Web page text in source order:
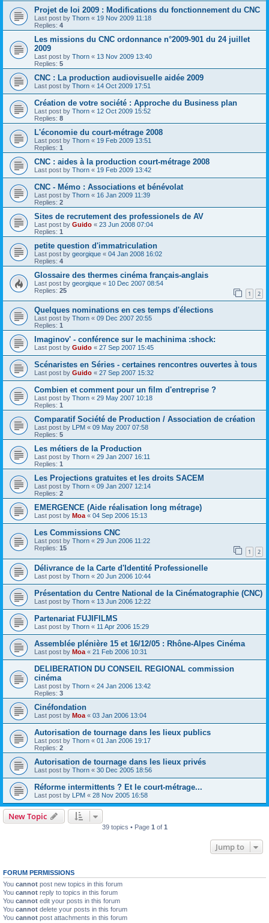
Projet de loi 2009 : Modifications du fonctionnement du CNC
Last post by Thorn « 19 Nov 2009 11:18
Replies: 4
Les missions du CNC ordonnance n°2009-901 du 24 juillet
2009
Last post by Thorn « 13 Nov 2009 13:40
Replies: 5
CNC : La production audiovisuelle aidée 2009
Last post by Thorn « 14 Oct 2009 17:51
Création de votre société : Approche du Business plan
Last post by Thorn « 12 Oct 2009 15:52
Replies: 8
L'économie du court-métrage 2008
Last post by Thorn « 19 Feb 2009 13:51
Replies: 1
CNC : aides à la production court-métrage 2008
Last post by Thorn « 19 Feb 2009 13:42
CNC - Mémo : Associations et bénévolat
Last post by Thorn « 16 Jan 2009 11:39
Replies: 2
Sites de recrutement des professionels de AV
Last post by Guido « 23 Jun 2008 07:04
Replies: 1
petite question d'immatriculation
Last post by georgique « 04 Jan 2008 16:02
Replies: 4
Glossaire des thermes cinéma français-anglais
Last post by georgique « 10 Dec 2007 08:54
Replies: 25 1 2
Quelques nominations en ces temps d'élections
Last post by Thorn « 09 Dec 2007 20:55
Replies: 1
Imaginov' - conférence sur le machinima :shock:
Last post by Guido « 27 Sep 2007 15:45
Scénaristes en Séries - certaines rencontres ouvertes à tous
Last post by Guido « 27 Sep 2007 15:32
Combien et comment pour un film d'entreprise ?
Last post by Thorn « 29 May 2007 10:18
Replies: 1
Comparatif Société de Production / Association de création
Last post by LPM « 09 May 2007 07:58
Replies: 5
Les métiers de la Production
Last post by Thorn « 29 Jan 2007 16:11
Replies: 1
Les Projections gratuites et les droits SACEM
Last post by Thorn « 09 Jan 2007 12:14
Replies: 2
EMERGENCE (Aide réalisation long métrage)
Last post by Moa « 04 Sep 2006 15:13
Les Commissions CNC
Last post by Thorn « 29 Jun 2006 11:22
Replies: 15 1 2
Délivrance de la Carte d'Identité Professionelle
Last post by Thorn « 20 Jun 2006 10:44
Présentation du Centre National de la Cinématographie (CNC)
Last post by Thorn « 13 Jun 2006 12:22
Partenariat FUJIFILMS
Last post by Thorn « 11 Apr 2006 15:29
Assemblée plénière 15 et 16/12/05 : Rhône-Alpes Cinéma
Last post by Moa « 21 Feb 2006 10:31
DELIBERATION DU CONSEIL REGIONAL commission
cinéma
Last post by Thorn « 24 Jan 2006 13:42
Replies: 3
Cinéfondation
Last post by Moa « 03 Jan 2006 13:04
Autorisation de tournage dans les lieux publics
Last post by Thorn « 01 Jan 2006 19:17
Replies: 2
Autorisation de tournage dans les lieux privés
Last post by Thorn « 30 Dec 2005 18:56
Réforme intermittents ? Et le court-métrage...
Last post by LPM « 28 Nov 2005 16:58
New Topic
39 topics • Page 1 of 1
Jump to
FORUM PERMISSIONS
You cannot post new topics in this forum
You cannot reply to topics in this forum
You cannot edit your posts in this forum
You cannot delete your posts in this forum
You cannot post attachments in this forum